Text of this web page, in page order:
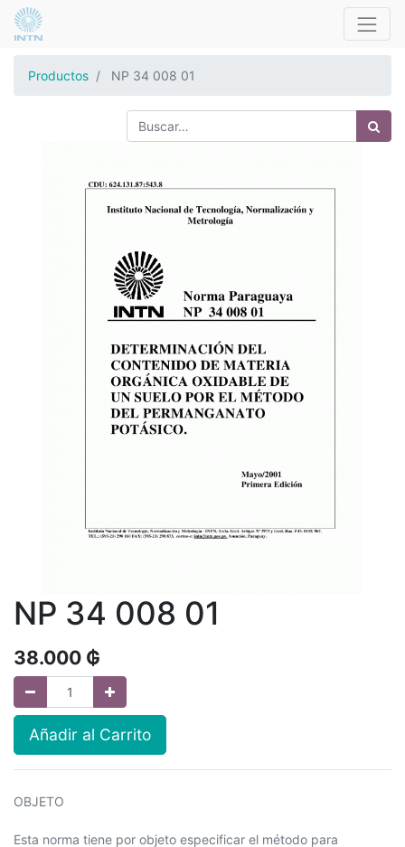
Productos NP 34 008 01
NP 34 008 01
38.000 ₲
Añadir al Carrito
OBJETO
Esta norma tiene por objeto especificar el método para